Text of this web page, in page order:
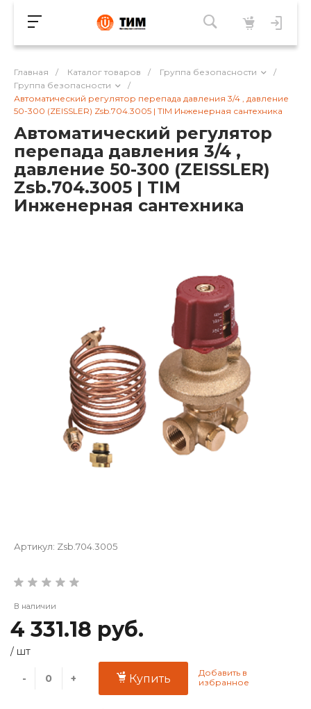
Главная / Каталог товаров / Группа безопасности
/
Группа безопасности
/
Автоматический регулятор перепада давления 3/4 , давление
50-300 (ZEISSLER) Zsb.704.3005 | TIM Инженерная сантехника
Автоматический регулятор
перепада давления 3/4 ,
давление 50-300 (ZEISSLER)
Zsb.704.3005 | TIM
Инженерная сантехника
Артикул: Zsb.704.3005
В наличии
4 331.18 руб.
/ шт
- + Купить